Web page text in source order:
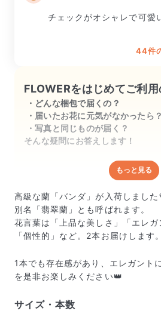
チェックがオシャレで可愛
44件
FLOWERをはじめてご利
どんな梱包で届くの？
届いたお花に元気がなかったら？
写真と同じものが届く？
そんな疑問にお答えします！
どんな梱包で届くの？
出荷前に水揚げ（花が水を吸いやす
し、専用ボックスに丁寧に梱包し
きゅっとまとめられて一見窮屈そ
中の衝撃による折れや擦れを軽減
もっと見る
高級な蘭「バンダ」が入荷しました
別名「翡翠蘭」とも呼ばれます。
花言葉は「上品な美しさ」「エレガ
「個性的」など。2本お届けします。
1本でも存在感があり、エレガント
を是非お楽しみください👑
サイズ・本数